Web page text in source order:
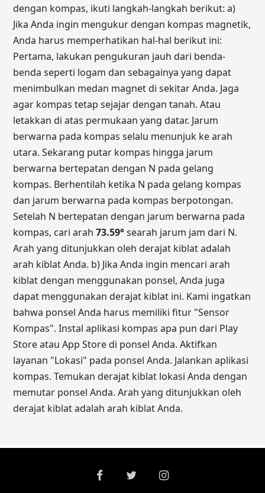
dengan kompas, ikuti langkah-langkah berikut: a)
Jika Anda ingin mengukur dengan kompas magnetik,
Anda harus memperhatikan hal-hal berikut ini:
Pertama, lakukan pengukuran jauh dari benda-
benda seperti logam dan sebagainya yang dapat
menimbulkan medan magnet di sekitar Anda. Jaga
agar kompas tetap sejajar dengan tanah. Atau
letakkan di atas permukaan yang datar. Jarum
berwarna pada kompas selalu menunjuk ke arah
utara. Sekarang putar kompas hingga jarum
berwarna bertepatan dengan N pada gelang
kompas. Berhentilah ketika N pada gelang kompas
dan jarum berwarna pada kompas berpotongan.
Setelah N bertepatan dengan jarum berwarna pada
kompas, cari arah73.59°searah jarum jam dari N.
Arah yang ditunjukkan oleh derajat kiblat adalah
arah kiblat Anda. b) Jika Anda ingin mencari arah
kiblat dengan menggunakan ponsel, Anda juga
dapat menggunakan derajat kiblat ini. Kami ingatkan
bahwa ponsel Anda harus memiliki fitur "Sensor
Kompas". Instal aplikasi kompas apa pun dari Play
Store atau App Store di ponsel Anda. Aktifkan
layanan "Lokasi" pada ponsel Anda. Jalankan aplikasi
kompas. Temukan derajat kiblat lokasi Anda dengan
memutar ponsel Anda. Arah yang ditunjukkan oleh
derajat kiblat adalah arah kiblat Anda.